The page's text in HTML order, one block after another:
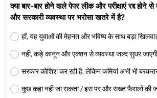
क्या बार-बार होने वाले पेपर लीक और परीक्षाएं रद्द
और सरकारी व्यवस्था पर भरोसा खतरे में है?
हाँ, यह युवाओं की मेहनत और भविष्य के साथ बड़ा
नहीं, कड़े कानून और एक्शन से व्यवस्था जल्द सुधर
सरकार कोशिश कर रही है, लेकिन कमियां अभी भी
कुछ कहा नहीं जा सकता / इस पर और सख्त फैसलों की